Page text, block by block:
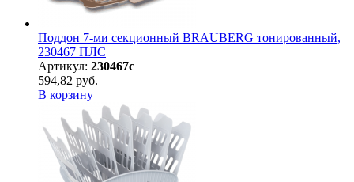
Поддон 7-ми секционный BRAUBERG тонированный,
230467 ПЛС
Артикул: 230467с
594,82 руб.
В корзину